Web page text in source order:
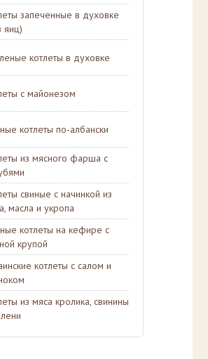
запеченные в духовке
яиц)
котлеты в духовке
с майонезом
котлеты по-албански
из мясного фарша с
свиные с начинкой из
масла и укропа
котлеты на кефире с
крупой
котлеты с салом и
из мяса кролика, свинины